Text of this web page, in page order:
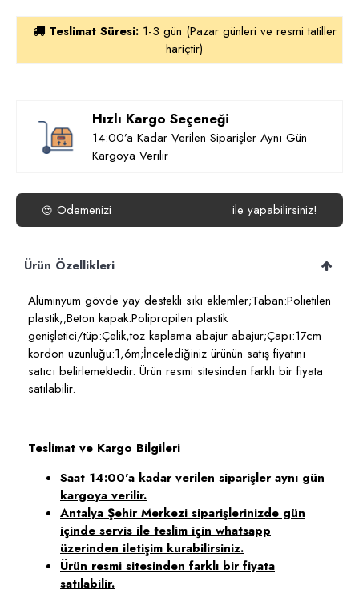
Teslimat Süresi: 1-3 gün (Pazar günleri ve resmi tatiller
hariçtir)
Hızlı Kargo Seçeneği
14:00’a Kadar Verilen Siparişler Aynı Gün
Kargoya Verilir
😍 Ödemenizi ile yapabilirsiniz!
Ürün Özellikleri
Alüminyum gövde yay destekli sıkı eklemler;Taban:Polietilen
plastik,;Beton kapak:Polipropilen plastik
genişletici/tüp:Çelik,toz kaplama abajur abajur;Çapı:17cm
kordon uzunluğu:1,6m;İncelediğiniz ürünün satış fiyatını
satıcı belirlemektedir. Ürün resmi sitesinden farklı bir fiyata
satılabilir.
Teslimat ve Kargo Bilgileri
Saat 14:00'a kadar verilen siparişler aynı gün
kargoya verilir.
Antalya Şehir Merkezi siparişlerinizde gün
içinde servis ile teslim için whatsapp
üzerinden iletişim kurabilirsiniz.
Ürün resmi sitesinden farklı bir fiyata
satılabilir.